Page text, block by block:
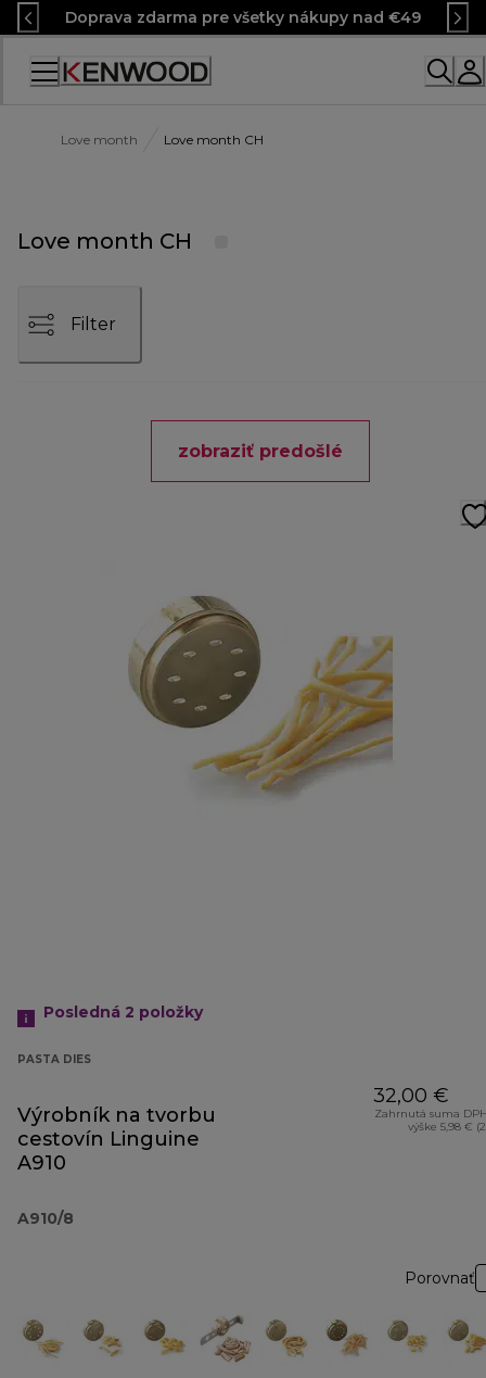
Skip
to
Content
Doprava zdarma pre všetky nákupy nad €49
Love month Love month CH
Love month CH
Filter
zobraziť predošlé
Posledná 2 položky
PASTA DIES
Výrobník na tvorbu
cestovín Linguine
A910
A910/8
32,00 €
Zahrnutá suma
výške 5,98 €
Porovnať